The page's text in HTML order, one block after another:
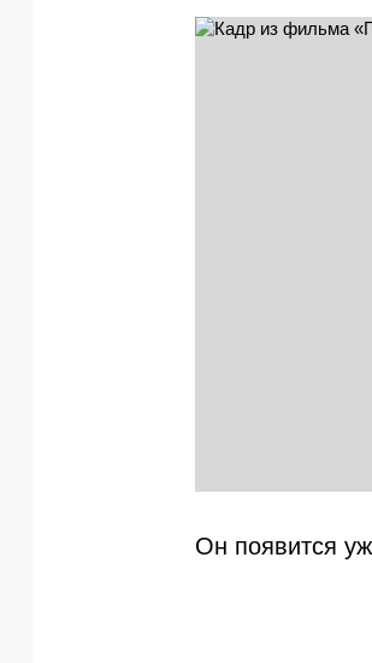
Он появится